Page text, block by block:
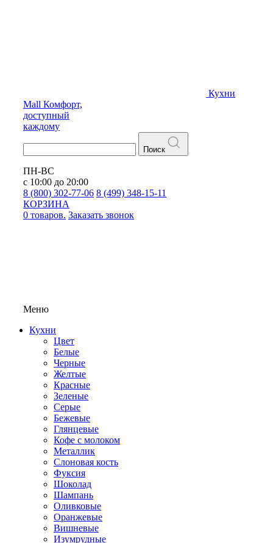
Кухни
Mall Комфорт,
доступный
каждому
Поиск
ПН-ВС
с 10:00 до 20:00
8 (800) 302-77-06 8 (499) 348-15-11
КОРЗИНА
0 товаров. Заказать звонок
Меню
Кухни
Цвет
Белые
Черные
Желтые
Красные
Зеленые
Серые
Бежевые
Глянцевые
Кофе с молоком
Металлик
Слоновая кость
Фуксия
Шоколад
Шампань
Оливковые
Оранжевые
Вишневые
Изумрудные